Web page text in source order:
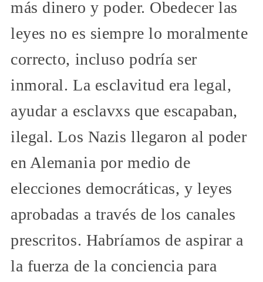
más dinero y poder. Obedecer las
leyes no es siempre lo moralmente
correcto, incluso podría ser
inmoral. La esclavitud era legal,
ayudar a esclavxs que escapaban,
ilegal. Los Nazis llegaron al poder
en Alemania por medio de
elecciones democráticas, y leyes
aprobadas a través de los canales
prescritos. Habríamos de aspirar a
la fuerza de la conciencia para